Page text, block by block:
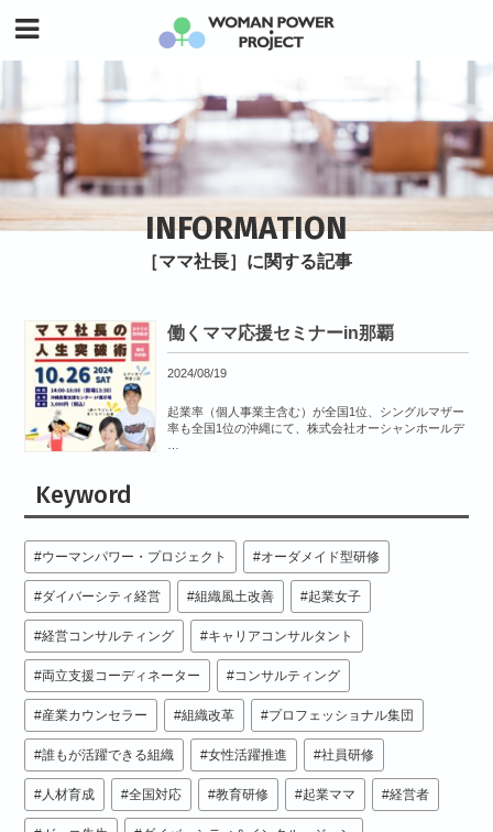
INFORMATION
［ママ社長］に関する記事
働くママ応援セミナーin那覇
2024/08/19
起業率（個人事業主含む）が全国1位、シングルマザー
率も全国1位の沖縄にて、株式会社オーシャンホールデ
Keyword
ウーマンパワー・プロジェクト オーダメイド型研修
ダイバーシティ経営 組織風土改善 起業女子
経営コンサルティング キャリアコンサルタント
両立支援コーディネーター コンサルティング
産業カウンセラー 組織改革 プロフェッショナル集団
誰もが活躍できる組織 女性活躍推進 社員研修
人材育成 全国対応 教育研修 起業ママ 経営者